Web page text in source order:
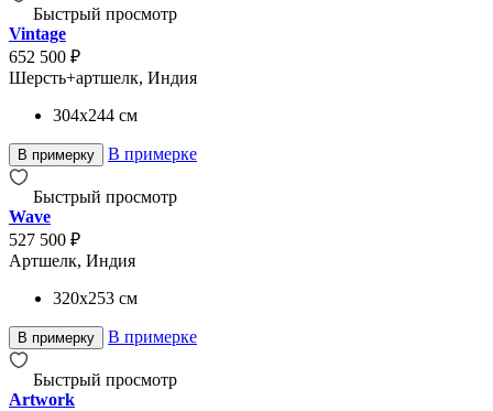
Быстрый просмотр
Vintage
652 500 ₽
Шерсть+артшелк, Индия
304x244 см
В примерку В примерке
Быстрый просмотр
Wave
527 500 ₽
Артшелк, Индия
320x253 см
В примерку В примерке
Быстрый просмотр
Artwork